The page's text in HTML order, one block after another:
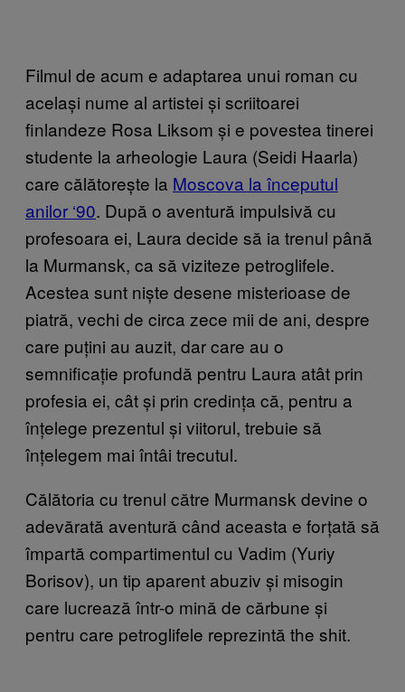
Filmul de acum e adaptarea unui roman cu
același nume al artistei și scriitoarei
finlandeze Rosa Liksom și e povestea tinerei
studente la arheologie Laura (Seidi Haarla)
care călătorește la Moscova la începutul
anilor ‘90. După o aventură impulsivă cu
profesoara ei, Laura decide să ia trenul până
la Murmansk, ca să viziteze petroglifele.
Acestea sunt niște desene misterioase de
piatră, vechi de circa zece mii de ani, despre
care puțini au auzit, dar care au o
semnificație profundă pentru Laura atât prin
profesia ei, cât și prin credința că, pentru a
înțelege prezentul și viitorul, trebuie să
înțelegem mai întâi trecutul.
Călătoria cu trenul către Murmansk devine o
adevărată aventură când aceasta e forțată să
împartă compartimentul cu Vadim (Yuriy
Borisov), un tip aparent abuziv și misogin
care lucrează într-o mină de cărbune și
pentru care petroglifele reprezintă the shit.